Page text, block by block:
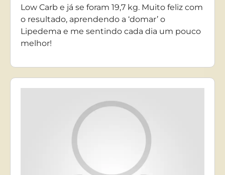
Low Carb e já se foram 19,7 kg. Muito feliz com
o resultado, aprendendo a ‘domar’ o
Lipedema e me sentindo cada dia um pouco
melhor!